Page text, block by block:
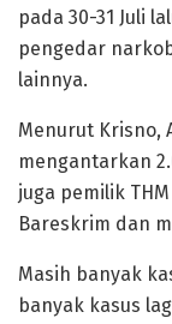
pada 30-31 Juli
pengedar
lainnya.
Menurut Krisno,
mengantarkan
juga pemilik
Bareskrim dan
Masih banyak
banyak kasus